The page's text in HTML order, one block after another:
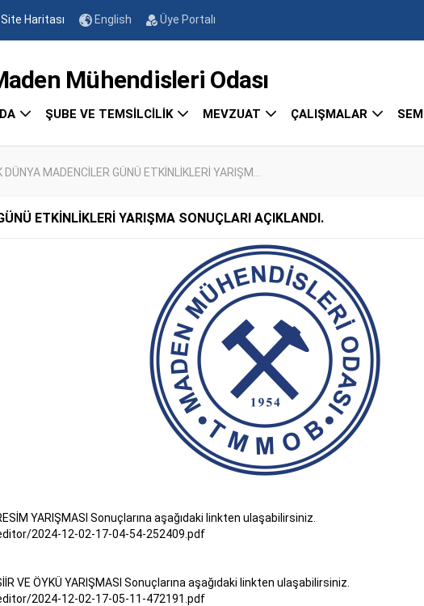
Site Haritası English Üye Portalı
Mühendisleri Odası
ŞUBE VE TEMSİLCİLİK MEVZUAT ÇALIŞMALAR SEM
DÜNYA MADENCİLER GÜNÜ ETKİNLİKLERİ YARIŞM...
ETKİNLİKLERİ YARIŞMA SONUÇLARI AÇIKLANDI.
YARIŞMASI Sonuçlarına aşağıdaki linkten ulaşabilirsiniz.
2024-12-02-17-04-54-252409.pdf
VE ÖYKÜ YARIŞMASI Sonuçlarına aşağıdaki linkten ulaşabilirsiniz.
2024-12-02-17-05-11-472191.pdf